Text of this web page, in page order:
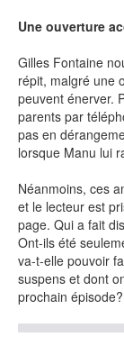
AUTEURS
AUTEURS &
EDITEURS &
LES
En indiquant votre
part d'Actusf. Vous
désinscription.
Une ouverture
Gilles Fontaine
répit, malgré une
peuvent énerver.
parents par
pas en
lorsque Manu lui
Néanmoins, ces
et le lecteur est
page. Qui a fait
Ont-ils été
va-t-elle pouvoir
suspens et dont
prochain épisode?